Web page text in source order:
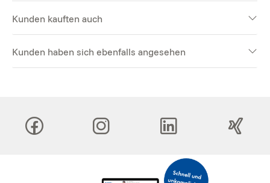
Kunden kauften auch
Kunden haben sich ebenfalls angesehen